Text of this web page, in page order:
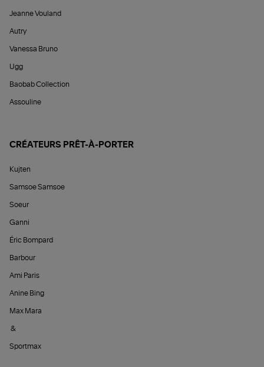
Jeanne Vouland
Autry
Vanessa Bruno
Ugg
Baobab Collection
Assouline
CRÉATEURS PRÊT-À-PORTER
Kujten
Samsoe Samsoe
Soeur
Ganni
Éric Bompard
Barbour
Ami Paris
Anine Bing
Max Mara
&
Sportmax